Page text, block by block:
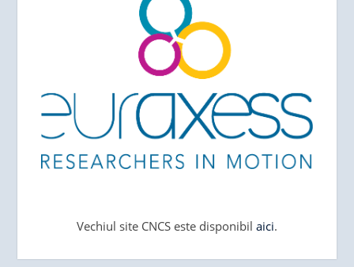
Vechiul site CNCS este disponibil aici.